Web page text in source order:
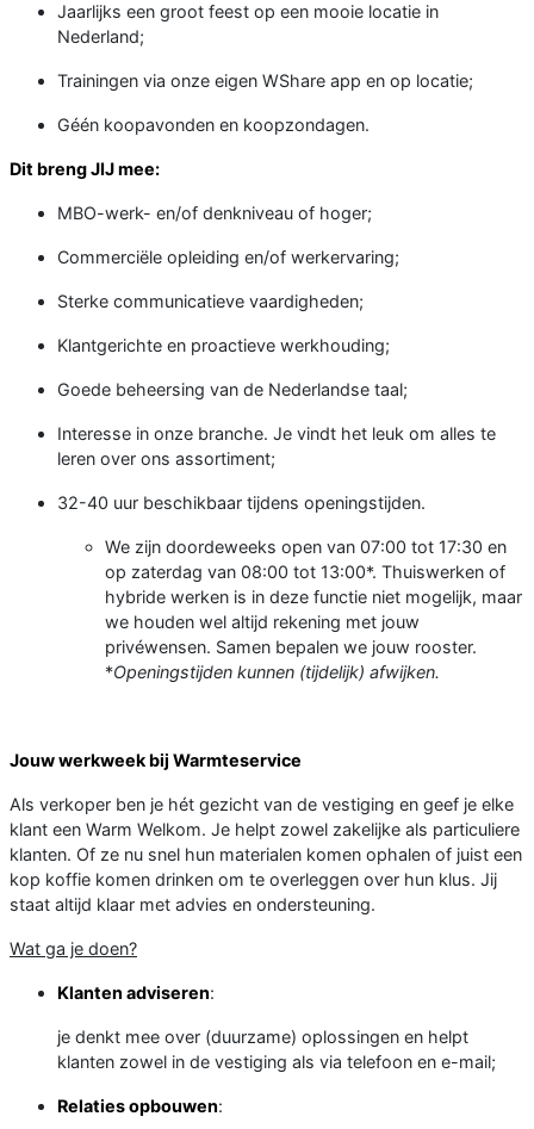
Jaarlijks een groot feest op een mooie locatie in
Nederland;
Trainingen via onze eigen WShare app en op locatie;
Géén koopavonden en koopzondagen.
Dit brengJIJmee:
MBO-werk- en/of denkniveau of hoger;
Commerciële opleiding en/of werkervaring;
Sterke communicatieve vaardigheden;
Klantgerichte en proactieve werkhouding;
Goede beheersing van de Nederlandse taal;
Interesse in onze branche. Je vindt het leuk om alles te
leren over ons assortiment;
32-40 uur beschikbaar tijdens openingstijden.
We zijn doordeweeks open van 07:00 tot 17:30 en
op zaterdag van 08:00 tot 13:00*. Thuiswerken of
hybride werken is in deze functie niet mogelijk, maar
we houden wel altijd rekening met jouw
privéwensen. Samen bepalen we jouw rooster.
*Openingstijden kunnen (tijdelijk) afwijken.
Jouw werkweek bij Warmteservice
Als verkoper ben je hét gezicht van de vestiging en geef je elke
klant een Warm Welkom. Je helpt zowel zakelijke als particuliere
klanten. Of ze nu snel hun materialen komen ophalen of juist een
kop koffie komen drinken om te overleggen over hun klus. Jij
staat altijd klaar met advies en ondersteuning.
Wat ga je doen?
Klanten adviseren:
je denkt mee over (duurzame) oplossingen en helpt
klanten zowel in de vestiging als via telefoon en e-mail;
Relaties opbouwen: